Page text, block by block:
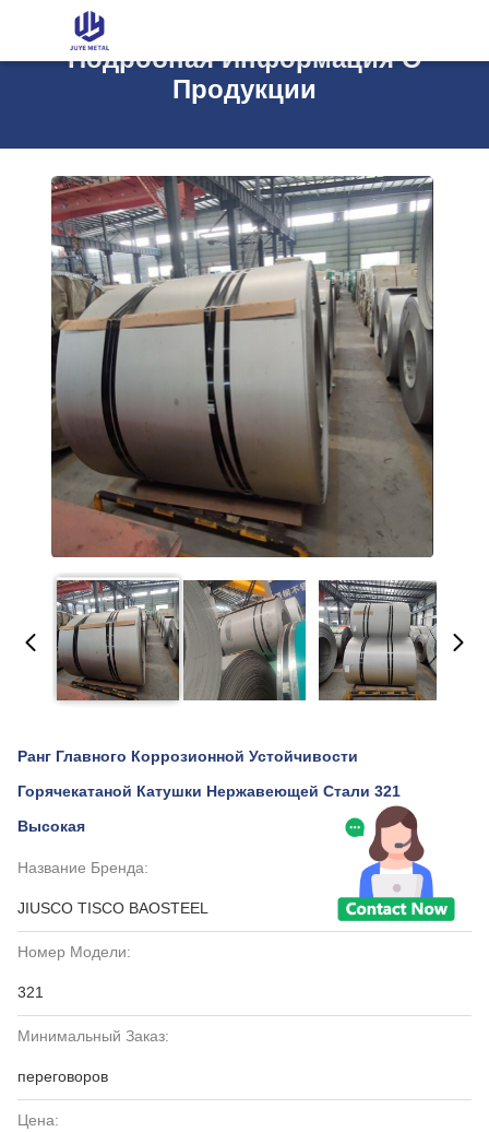
Подробная Информация О
Продукции
Ранг Главного Коррозионной Устойчивости
Горячекатаной Катушки Нержавеющей Стали 321
Высокая
Название Бренда:
JIUSCO TISCO BAOSTEEL
Номер Модели:
321
Минимальный Заказ:
переговоров
Цена: